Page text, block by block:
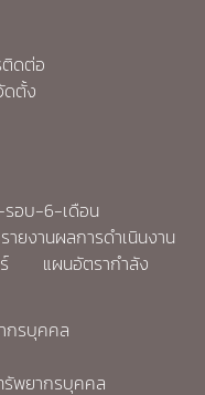
ดต่อ
ดตั้ง
รอบ-6-เดือน
รายงานผลการดำเนินงาน
แผนอัตรากำลัง
กรบุคคล
รัพยากรบุคคล